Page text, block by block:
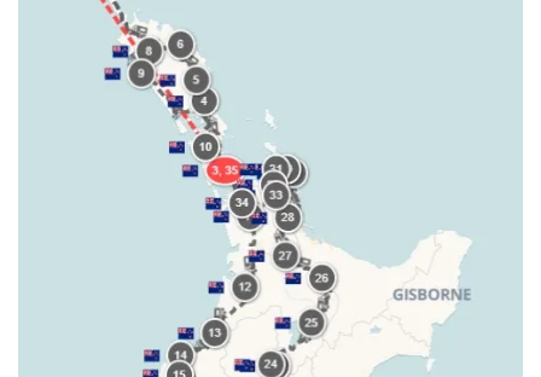
AMÉRIQUE CENTRALE
AMÉRIQUE DU SUD
TOUR DU MONDE 2020-2021